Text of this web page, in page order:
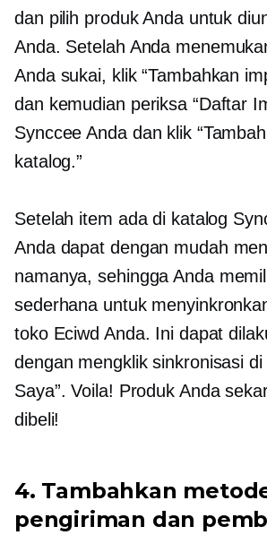
dan pilih produk Anda untuk
Anda. Setelah Anda
Anda sukai, klik “Tambahkan
dan kemudian periksa “Daftar
Synccee Anda dan klik
katalog.”
Setelah item ada di katalog
Anda dapat dengan mudah
namanya, sehingga Anda
sederhana untuk
toko Eciwd Anda. Ini dapat
dengan mengklik sinkronisasi di
Saya”. Voila! Produk Anda
dibeli!
4. Tambahkan
pengiriman dan